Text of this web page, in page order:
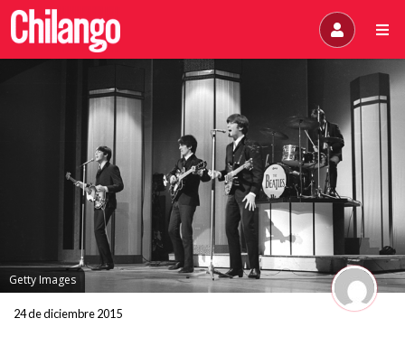
Getty Images
24 de diciembre 2015